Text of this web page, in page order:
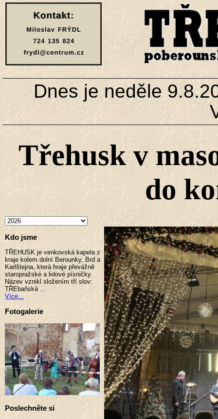
Dnes je neděle
Třehusk v
do
Kdo jsme
TŘEHUSK je venkovská kapela z
kraje kolem dolní Berounky, Brd a
Karlštejna, která hraje převážně
staropražské a lidové písničky.
Název vznikl složením tří slov:
TŘEbaňská ...
Více...
Fotogalerie
Poslechněte si